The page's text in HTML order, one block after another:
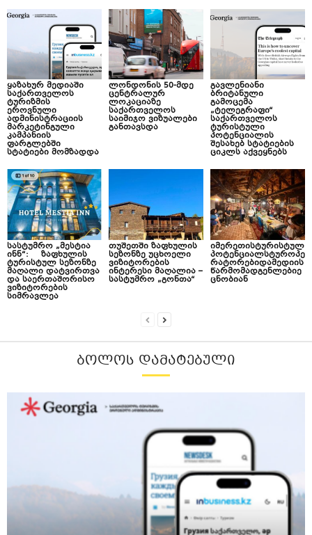
ყაზახურ მედიაში
საქართველოს
ტურიზმის
ეროვნული
ადმინისტრაციის
მარკეტინგული
კამპანიის
ფარგლებში
სტატიები მომზადდა
ლონდონის 50-მდე
ცენტრალურ
ლოკაციაზე
საქართველოს
საიმიჯო ვიზუალები
განთავსდა
გავლენიანი
ბრიტანული
გამოცემა
„ტელეგრაფი“
საქართველოს
ტურისტული
პოტენციალის
შესახებ სტატიების
ციკლს აქვეყნებს
სასტუმრო „მესტია
ინნ“: ზაფხულის
ტურისტულ სეზონზე
მაღალი დატვირთვა
და საერთაშორისო
ვიზიტორების
სიმრავლეა
თუშეთში ზაფხულის
სეზონზე უცხოელი
ვიზიტორების
ინტერესი მაღალია –
სასტუმრო „გონთა“
იმერეთისტურისტულ
პოტენციალსტუროპე
რატორებიდამედიის
წარმომადგენლებიე
ცნობიან
ᲑᲝᲚᲝᲡ ᲓᲐᲛᲐᲢᲔᲑᲣᲚᲘ